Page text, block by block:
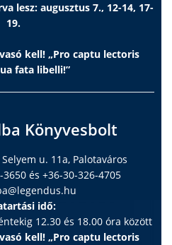
lesz: augusztus 7., 12-14, 17-
19.
kell! „Pro captu lectoris
fata libelli!”
Könyvesbolt
u. 11a, Palotaváros
3650 és +36-30-326-4705
idő:
12.30 és 18.00 óra között
kell! „Pro captu lectoris